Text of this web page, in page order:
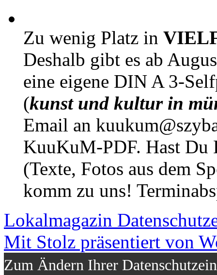
Zu wenig Platz in
Deshalb gibt es ab
eine eigene DIN A 3-
(kunst und kultur in
Email an
KuuKuM-PDF. Hast Du
(Texte, Fotos aus dem
komm zu uns!
Lokalmagazin
Mit Stolz präsentiert von
Zum Ändern Ihrer